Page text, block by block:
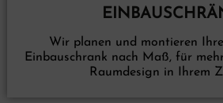
Wir planen und montieren
Einbauschrank nach Maß, für
Raumdesign in Ihrem